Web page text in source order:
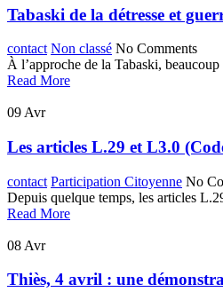
Tabaski de la détresse et
contact Non classé No Comments
À l’approche de la Tabaski,
Read More
09 Avr
Les articles L.29 et L3.0
contact Participation Citoyenne No
Depuis quelque temps, les articles
Read More
08 Avr
‎Thiès, 4 avril : une